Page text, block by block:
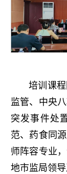
培训课
监管、中央
突发事件处
范、药食同
师阵容专业
地市监局领